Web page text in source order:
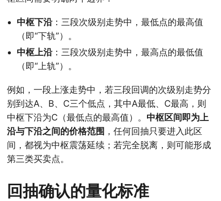
中枢下沿：三段次级别走势中，最低点的最高值
（即“下轨”）。
中枢上沿：三段次级别走势中，最高点的最低值
（即“上轨”）。
例如，一段上涨走势中，若三段回调的次级别走势分
别到达A、B、C三个低点，其中A最低、C最高，则
中枢下沿为C（最低点的最高值）。 中枢区间即为上
沿与下沿之间的价格范围 ，任何回抽只要进入此区
间，都视为中枢震荡延续；若完全脱离，则可能形成
第三类买卖点。
回抽确认的量化标准